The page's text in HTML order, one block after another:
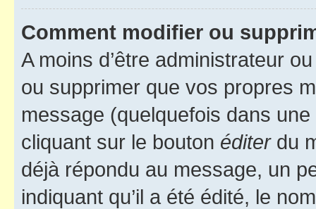
Comment modifier ou
A moins d’être administrateur
ou supprimer que vos propres
message (quelquefois dans
cliquant sur le bouton éditerdu
déjà répondu au message, un
indiquant qu’il a été édité, le